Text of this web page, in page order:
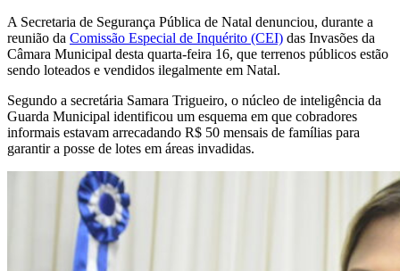
A Secretaria de Segurança Pública de Natal denunciou, durante a
reunião da Comissão Especial de Inquérito (CEI) das Invasões da
Câmara Municipal desta quarta-feira 16, que terrenos públicos estão
sendo loteados e vendidos ilegalmente em Natal.
Segundo a secretária Samara Trigueiro, o núcleo de inteligência da
Guarda Municipal identificou um esquema em que cobradores
informais estavam arrecadando R$ 50 mensais de famílias para
garantir a posse de lotes em áreas invadidas.